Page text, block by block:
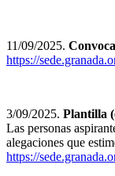
11/09/2025.
https://
3/09/2025. Plantilla
Las personas
alegaciones que
https://